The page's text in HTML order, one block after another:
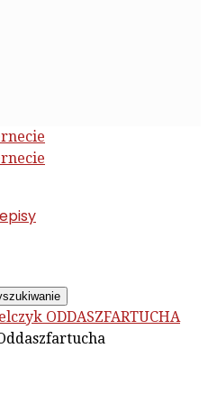
ODDASZFARTUCHA